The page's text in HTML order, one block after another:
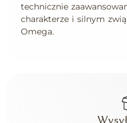
technicznie
charakterze i silnym
Omega.